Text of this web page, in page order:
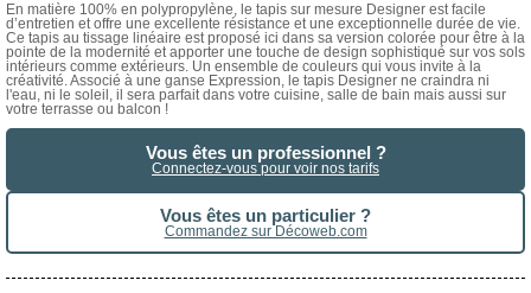
En matière 100% en polypropylène, le tapis sur mesure Designer est facile
d’entretien et offre une excellente résistance et une exceptionnelle durée de vie.
Ce tapis au tissage linéaire est proposé ici dans sa version colorée pour être à la
pointe de la modernité et apporter une touche de design sophistiqué sur vos sols
intérieurs comme extérieurs. Un ensemble de couleurs qui vous invite à la
créativité. Associé à une ganse Expression, le tapis Designer ne craindra ni
l'eau, ni le soleil, il sera parfait dans votre cuisine, salle de bain mais aussi sur
votre terrasse ou balcon !
Vous êtes un professionnel ?
Connectez-vous pour voir nos tarifs
Vous êtes un particulier ?
Commandez sur Décoweb.com